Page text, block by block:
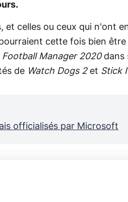
et celles ou ceux qui n'ont
cette fois bien être
Football Manager 2020dans
de Watch Dogs 2et Stick
officialisés par Microsoft